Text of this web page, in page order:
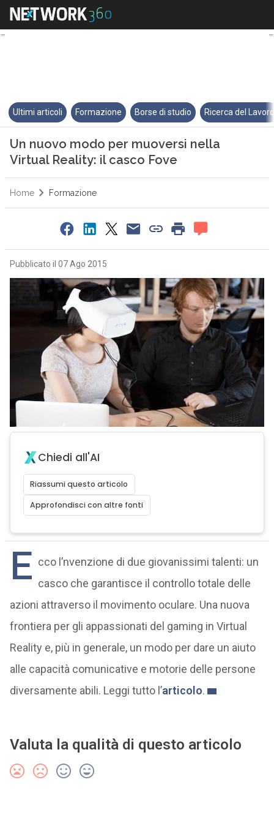
Un nuovo modo per muoversi
Ultimi articoli Formazione Borse di studio Ricerca del
Un nuovo modo per muoversi nella
Virtual Reality: il casco Fove
Home Formazione
Pubblicato il 07 Ago 2015
Chiedi all'AI
Riassumi questo articolo
Approfondisci con altre fonti
E cco l’nvenzione di due giovanissimi talenti: un
casco che garantisce il controllo totale delle
azioni attraverso il movimento oculare. Una nuova
frontiera per gli appassionati del gaming in Virtual
Reality e, più in generale, un modo per dare un aiuto
alle capacità comunicative e motorie delle persone
diversamente abili. Leggi tutto l’articolo.
Valuta la qualità di questo articolo